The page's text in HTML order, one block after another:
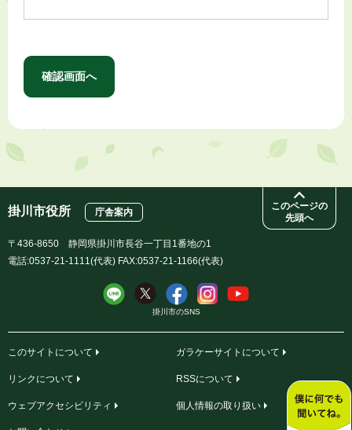
このページの
先頭へ
掛川市役所 庁舎案内
〒436-8650 静岡県掛川市長谷一丁目1番地の1
電話:0537-21-1111(代表) FAX:0537-21-1166(代表)
掛川市のSNS
このサイトについて ガラケーサイトについて
リンクについて RSSについて
ウェブアクセシビリティ 個人情報の取り扱い